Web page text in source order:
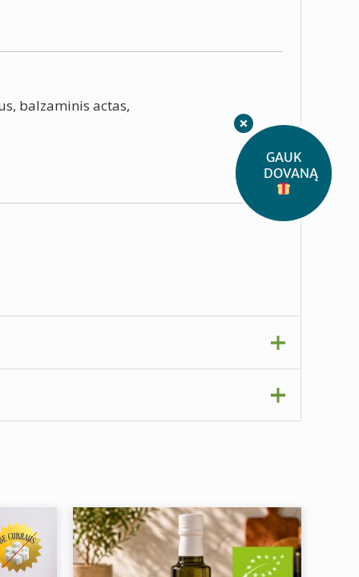
balzaminis actas,
šaldytuve ir suvartoti per 10 dienų.
110 g stiklainis”
GAUK
DOVANĄ